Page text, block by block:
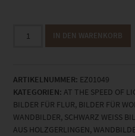
Holzgerlingen
Speed
of
Light
Vol
VIII
IN DEN WARENKORB
ARTIKELNUMMER: EZ01049
KATEGORIEN: AT THE SPEED OF
BILDER FÜR FLUR, BILDER FÜR
WANDBILDER, SCHWARZ WEISS
AUS HOLZGERLINGEN,